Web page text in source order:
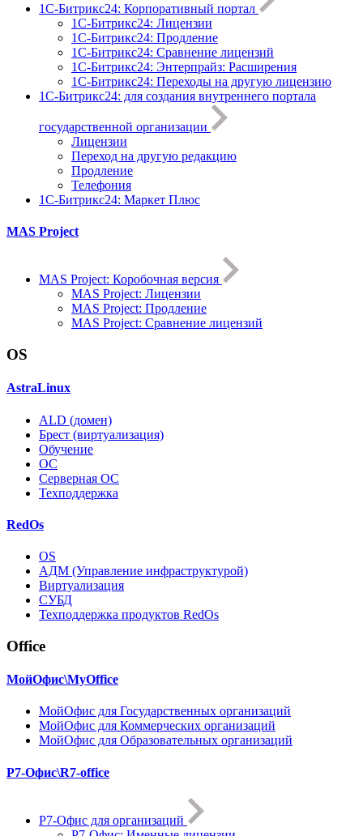
1С-Битрикс24: Корпоративный портал
1С-Битрикс24: Лицензии
1С-Битрикс24: Продление
1С-Битрикс24: Сравнение лицензий
1С-Битрикс24: Энтерпрайз: Расширения
1С-Битрикс24: Переходы на другую лицензию
1C-Битрикс24: для создания внутреннего портала
государственной организации
Лицензии
Переход на другую редакцию
Продление
Телефония
1С-Битрикс24: Маркет Плюс
MAS Project
MAS Project: Коробочная версия
MAS Project: Лицензии
MAS Project: Продление
MAS Project: Сравнение лицензий
OS
AstraLinux
ALD (домен)
Брест (виртуализация)
Обучение
ОС
Серверная ОС
Техподдержка
RedOs
OS
АДМ (Управление инфраструктурой)
Виртуализация
СУБД
Техподдержка продуктов RedOs
Office
МойОфис\MyOffice
МойОфис для Государственных организаций
МойОфис для Коммерческих организаций
МойОфис для Образовательных организаций
Р7-Офис\R7-office
Р7-Офис для организаций